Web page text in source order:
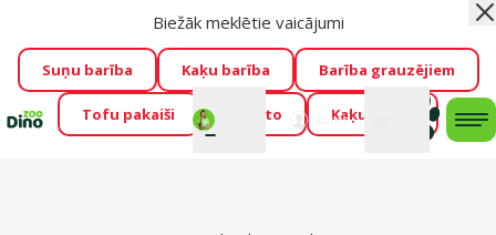
Visu mēnesi Dino Zoo piedāvā lieliskas cenas mīluļu TOP
barībām! 🍖→Skatīt piedāvājumu!
Fotokonkurss “GADA ŪSAIŅI”!
Varbūt tieši Tavs mīlulis
būs 2027. gada zvaigzne
→Piedalīties
Mans
konts
Biežāk meklētie vaicājumi
Suņu barība Kaķu barība Barība grauzējiem
Tofu pakaiši Foresto Kaķu mājas